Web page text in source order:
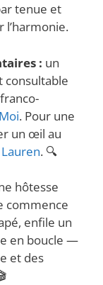
tenue et
l’harmonie.
: un
consultable
. Pour une
un œil au
. 🔍
hôtesse
commence
enfile un
en boucle —
et des